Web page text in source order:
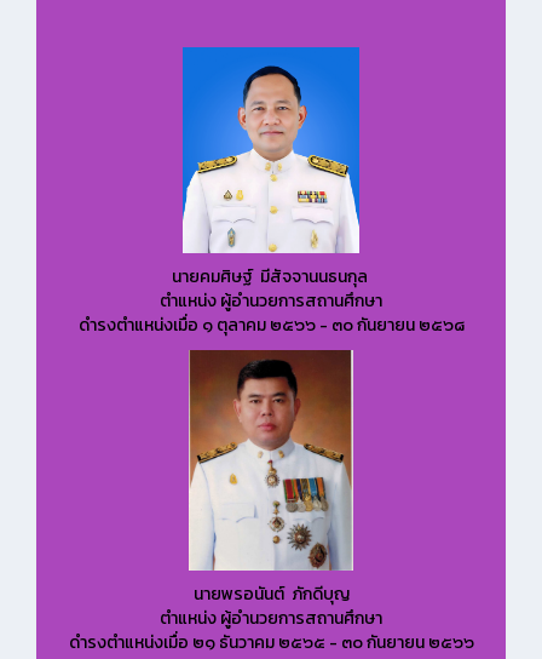
นายคมศิษฐ์ มีสัจจานนธนกุล
ตำแหน่ง ผู้อำนวยการสถานศึกษา
ดำรงตำแหน่งเมื่อ ๑ ตุลาคม ๒๕๖๖ - ๓๐ กันยายน ๒๕๖๘
นายพรอนันต์ ภักดีบุญ
ตำแหน่ง ผู้อำนวยการสถานศึกษา
ดำรงตำแหน่งเมื่อ ๒๑ ธันวาคม ๒๕๖๕ - ๓๐ กันยายน ๒๕๖๖